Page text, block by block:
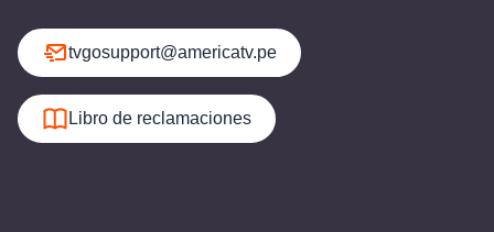
tvgosupport@americatv.pe
Libro de reclamaciones